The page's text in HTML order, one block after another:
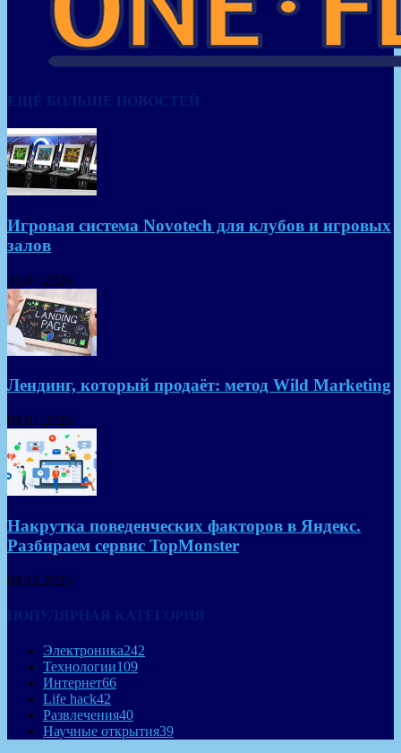
ЕЩЁ БОЛЬШЕ НОВОСТЕЙ
Игровая система Novotech для клубов и игровых
залов
30.07.2026
Лендинг, который продаёт: метод Wild Marketing
08.07.2026
Накрутка поведенческих факторов в Яндекс.
Разбираем сервис TopMonster
08.12.2025
ПОПУЛЯРНАЯ КАТЕГОРИЯ
Электроника242
Технологии109
Интернет66
Life hack42
Развлечения40
Научные открытия39